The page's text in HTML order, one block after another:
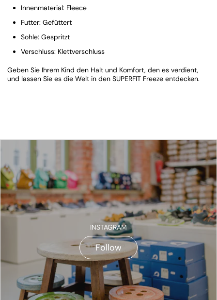
Innenmaterial: Fleece
Futter: Gefüttert
Sohle: Gespritzt
Verschluss: Klettverschluss
Geben Sie Ihrem Kind den Halt und Komfort, den es verdient,
und lassen Sie es die Welt in den SUPERFIT Freeze entdecken.
INSTAGRAM
Follow